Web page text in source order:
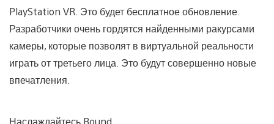
PlayStation VR. Это будет бесплатное обновление.
Разработчики очень гордятся найденными ракурсами
камеры, которые позволят в виртуальной реальности
играть от третьего лица. Это будут совершенно новые
впечатления.
Наслаждайтесь Bound.